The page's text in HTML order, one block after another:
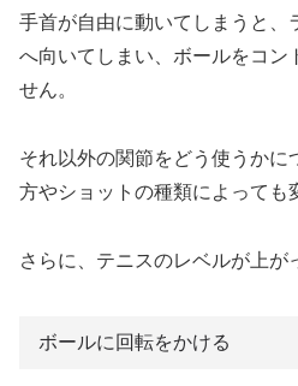
手首が自由に動いてしまうと、
へ向いてしまい、ボールをコン
せん。
それ以外の関節をどう使うかに
方やショットの種類によっても
さらに、テニスのレベルが上が
ボールに回転をかける